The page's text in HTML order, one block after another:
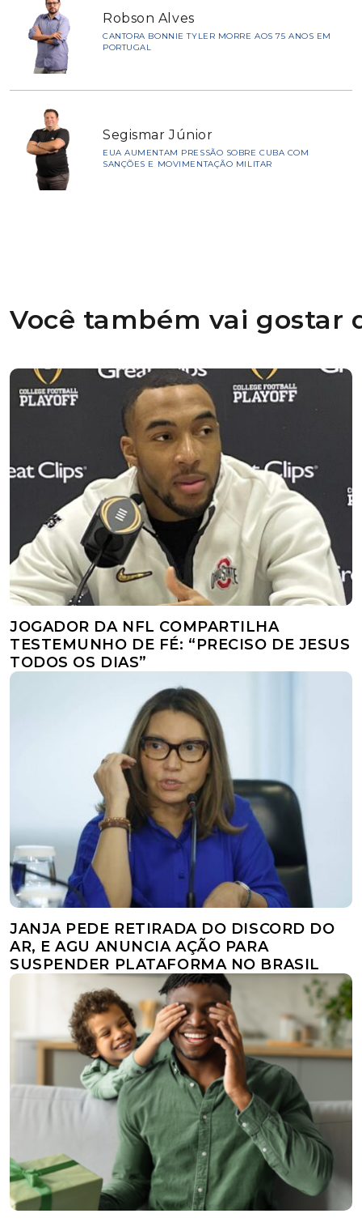
Robson Alves
CANTORA BONNIE TYLER MORRE AOS 75 ANOS EM
PORTUGAL
Segismar Júnior
EUA AUMENTAM PRESSÃO SOBRE CUBA COM
SANÇÕES E MOVIMENTAÇÃO MILITAR
Você também vai gostar
JOGADOR DA NFL COMPARTILHA
TESTEMUNHO DE FÉ: “PRECISO DE JESUS
TODOS OS DIAS”
JANJA PEDE RETIRADA DO DISCORD DO
AR, E AGU ANUNCIA AÇÃO PARA
SUSPENDER PLATAFORMA NO BRASIL